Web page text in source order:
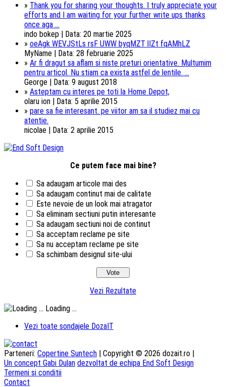
» Thank you for sharing your thoughts. I truly appreciate your
efforts and I am waiting for your further write ups thanks
once aga ...
indo bokep | Data: 20 martie 2025
» oeAgk WEVJStLs rsF UWW byqMZT lIZt fqAMhLZ
MyName | Data: 28 februarie 2025
» Ar fi dragut sa aflam si niste preturi orientative. Multumim
pentru articol. Nu stiam ca exista astfel de lentile. ...
George | Data: 9 august 2018
» Asteptam cu interes pe toti la Home Depot,
olaru ion | Data: 5 aprilie 2015
» pare sa fie interesant. pe viitor am sa il studiez mai cu
atentie.
nicolae | Data: 2 aprilie 2015
Ce putem face mai bine?
Sa adaugam articole mai des
Sa adaugam continut mai de calitate
Este nevoie de un look mai atragator
Sa eliminam sectiuni putin interesante
Sa adaugam sectiuni noi de continut
Sa acceptam reclame pe site
Sa nu acceptam reclame pe site
Sa schimbam designul site-ului
Vezi Rezultate
Loading ...
Vezi toate sondajele DozaIT
Parteneri: Copertine Suntech | Copyright © 2026 dozait.ro |
Un concept Gabi Dulan dezvoltat de echipa End Soft Design
Termeni si conditii
Contact